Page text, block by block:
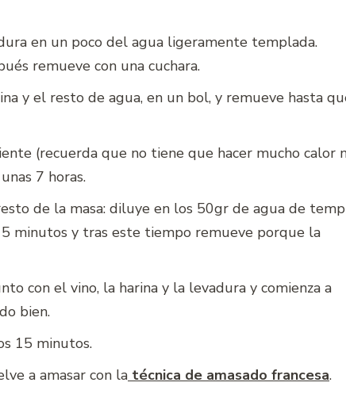
en un poco del agua ligeramente templada.
remueve con una cuchara.
y el resto de agua, en un bol, y remueve hasta
(recuerda que no tiene que hacer mucho calor
7 horas.
de la masa: diluye en los 50gr de agua de
minutos y tras este tiempo remueve porque la
con el vino, la harina y la levadura y comienza a
bien.
15 minutos.
a amasar con la técnica de amasado francesa.